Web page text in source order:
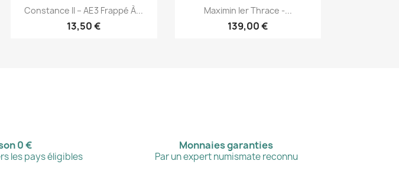
Aperçu rapide
Constance II – AE3 Frappé À...
13,50 €
Aperçu rapide
Maximin Ier Thrace -...
139,00 €
0 €
les pays éligibles
Monnaies garanties
Par un expert numismate reconnu